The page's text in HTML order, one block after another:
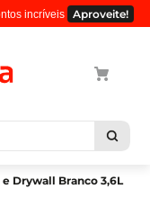
incríveis Aproveite!
e Drywall Branco 3,6L